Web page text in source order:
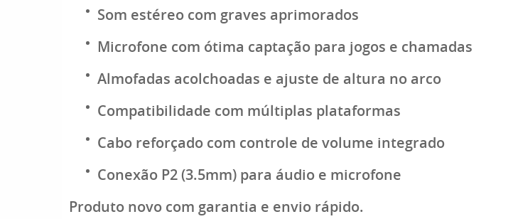
Som estéreo com graves aprimorados
Microfone com ótima captação para jogos e chamadas
Almofadas acolchoadas e ajuste de altura no arco
Compatibilidade com múltiplas plataformas
Cabo reforçado com controle de volume integrado
Conexão P2 (3.5mm) para áudio e microfone
Produto novo com garantia e envio rápido.